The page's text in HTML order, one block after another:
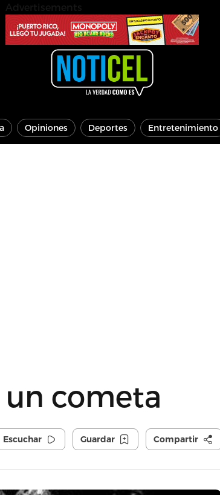
Opiniones Deportes Entretenimiento
cometa
Escuchar Guardar Compartir